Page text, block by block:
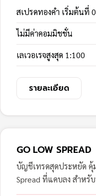
สเปรดทองคำ เริ่มต้นที่
ไม่มีค่าคอมมิชชั่น
เลเวอเรจสูงสุด 1:100
รายละเอียด
GO LOW SPREAD
บัญชีเทรดสุดประหยัด คุ้
Spread ที่แคบลง สำหรั